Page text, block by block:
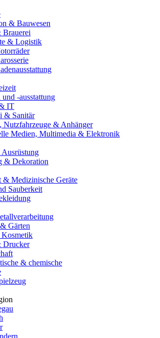
& Bauwesen
& Logistik
-ausstattung
IT
& Sanitär
& Anhänger
Medien, Multimedia & Elektronik
& Dekoration
Medizinische Geräte
Sauberkeit
Gärten
Drucker
& chemische